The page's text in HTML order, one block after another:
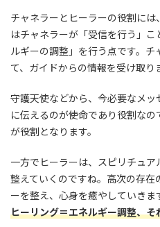
チャネラーとヒーラーの役割に
はチャネラーが「受信を行う」
ルギーの調整」を行う点です。
て、ガイドからの情報を受け取り
守護天使などから、今必要なメ
に伝えるのが使命であり役割な
が役割となります。
一方でヒーラーは、スピリチュ
整えていくのですね。高次の存
ーを整え、心身を癒やしていきま
ヒーリング＝エネルギー調整、